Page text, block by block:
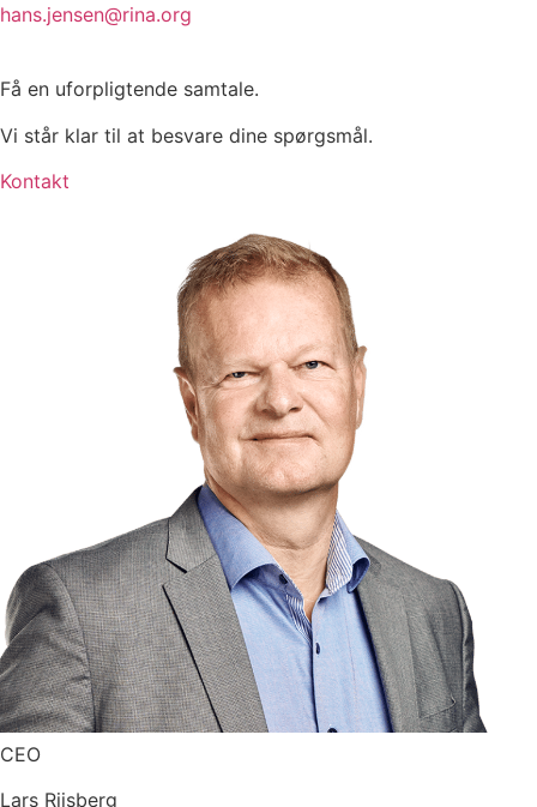
hans.jensen@rina.org
Få en uforpligtende samtale.
Vi står klar til at besvare dine spørgsmål.
Kontakt
CEO
Lars Riisberg